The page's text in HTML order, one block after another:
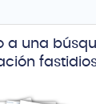
a una